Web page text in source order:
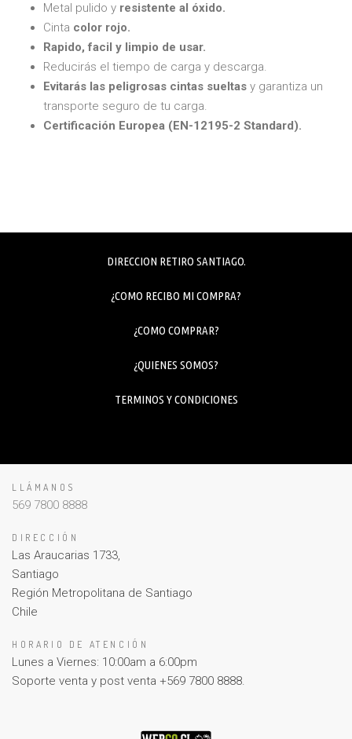
Metal pulido y resistente al óxido.
Cinta color rojo.
Rapido, facil y limpio de usar.
Reducirás el tiempo de carga y descarga.
Evitarás las peligrosas cintas sueltas y garantiza un
transporte seguro de tu carga.
Certificación Europea (EN-12195-2 Standard).
DIRECCION RETIRO SANTIAGO.
¿COMO RECIBO MI COMPRA?
¿COMO COMPRAR?
¿QUIENES SOMOS?
TERMINOS Y CONDICIONES
LLÁMANOS
569 7800 8888
DIRECCIÓN
Las Araucarias 1733,
Santiago
Región Metropolitana de Santiago
Chile
HORARIO DE ATENCIÓN
Lunes a Viernes: 10:00am a 6:00pm
Soporte venta y post venta +569 7800 8888.